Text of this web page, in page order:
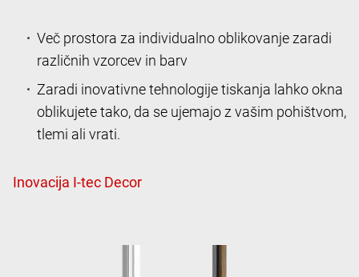
Več prostora za individualno oblikovanje zaradi
različnih vzorcev in barv
Zaradi inovativne tehnologije tiskanja lahko okna
oblikujete tako, da se ujemajo z vašim pohištvom,
tlemi ali vrati.